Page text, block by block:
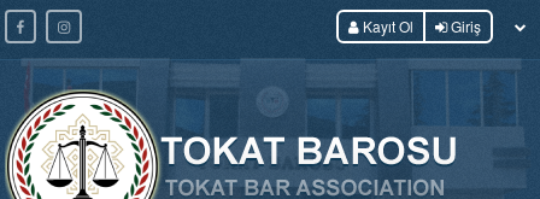
Kayıt Ol Giriş